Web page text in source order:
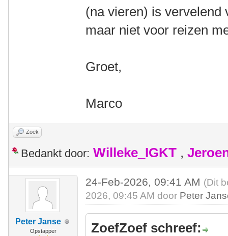
(na vieren) is vervelend
maar niet voor reizen
Groet,
Marco
Zoek
Bedankt door: Willeke_IGKT ,
Peter Janse
Opstapper
24-Feb-2026, 09:41 AM (Dit
2026, 09:45 AM door Peter
ZoefZoef schreef: